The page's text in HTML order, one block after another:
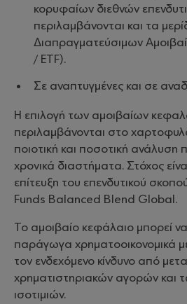
κορυφαίων διεθνών
περιλαμβάνονται και τα
Διαπραγματεύσιμων
/ ETF).
Σε αναπτυγμένες και σε
Η επιλογή των αμοιβαίων
περιλαμβάνονται στο
ποιοτική και ποσοτική ανάλυση
χρονικά διαστήματα. Στόχος
επίτευξη του επενδυτικού
Funds Balanced Blend Global.
Το αμοιβαίο κεφάλαιο μπορεί
παράγωγα χρηματοοικονομικά
τον ενδεχόμενο κίνδυνο από
χρηματιστηριακών αγορών και
ισοτιμιών.